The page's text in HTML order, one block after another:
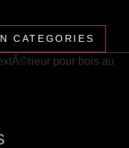
CATEGORIES